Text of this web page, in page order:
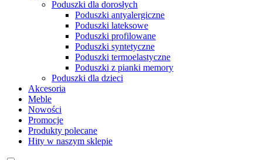
Poduszki dla dorosłych
Poduszki antyalergiczne
Poduszki lateksowe
Poduszki profilowane
Poduszki syntetyczne
Poduszki termoelastyczne
Poduszki z pianki memory
Poduszki dla dzieci
Akcesoria
Meble
Nowości
Promocje
Produkty polecane
Hity w naszym sklepie